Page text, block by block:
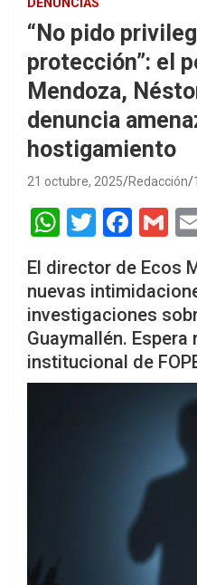
“No pido
protección”: el
Mendoza,
denuncia
hostigamiento
21 octubre, 2025 Redacción
W
h
at
s
A
p
T
wi
tt
er
F
a
ce
b
o
o
G
m
ail
El director de Ecos
nuevas
investigaciones
Guaymallén. Espera
institucional de